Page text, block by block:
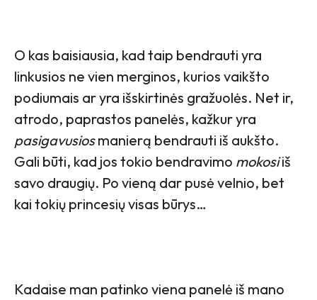
O kas baisiausia, kad taip bendrauti yra
linkusios ne vien merginos, kurios vaikšto
podiumais ar yra išskirtinės gražuolės. Net ir,
atrodo, paprastos panelės, kažkur yra
pasigavusiosmanierą bendrauti iš aukšto.
Gali būti, kad jos tokio bendravimo mokosiiš
savo draugių. Po vieną dar pusė velnio, bet
kai tokių princesių visas būrys…
Kadaise man patinko viena panelė iš mano